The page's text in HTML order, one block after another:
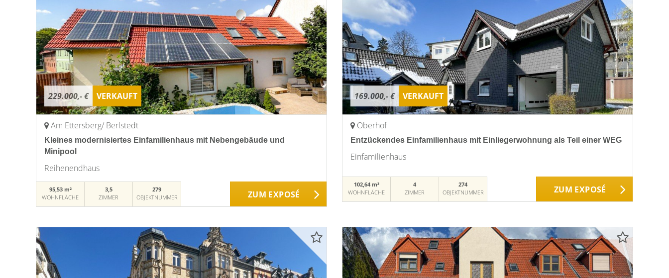
229.000,- € VERKAUFT
Am Ettersberg/ Berlstedt
Kleines modernisiertes Einfamilienhaus mit Nebengebäude und
Minipool
Reihenendhaus
95,53 m²
WOHNFLÄCHE
3,5
ZIMMER
279
OBJEKTNUMMER
ZUM EXPOSÉ
169.000,- € VERKAUFT
Oberhof
Entzückendes Einfamilienhaus mit Einliegerwohnung als Teil einer WEG
Einfamilienhaus
102,64 m²
WOHNFLÄCHE
4
ZIMMER
274
OBJEKTNUMMER
ZUM EXPOSÉ